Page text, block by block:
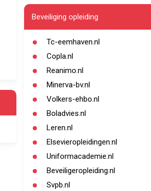
Beveiliging opleiding
Tc-eemhaven.nl
Copla.nl
Reanimo.nl
Minerva-bv.nl
Volkers-ehbo.nl
Boladvies.nl
Leren.nl
Elsevieropleidingen.nl
Uniformacademie.nl
Beveiligeropleiding.nl
Svpb.nl